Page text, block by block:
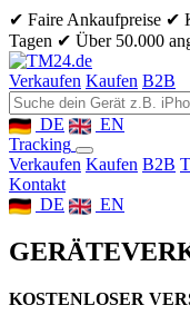
✔ Faire Ankaufpreise ✔
Tagen ✔ Über 50.000
Verkaufen Kaufen B2B
DE
EN
Tracking
Verkaufen Kaufen B2B
Kontakt
DE
EN
GERÄTE
KOSTENLOSER